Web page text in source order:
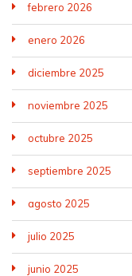
febrero 2026
enero 2026
diciembre 2025
noviembre 2025
octubre 2025
septiembre 2025
agosto 2025
julio 2025
junio 2025